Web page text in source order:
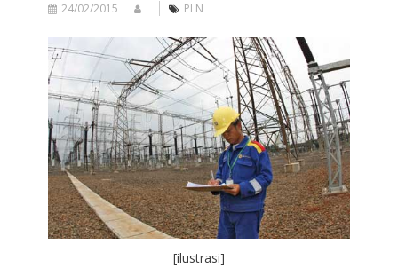
24/02/2015 PLN
[ilustrasi]